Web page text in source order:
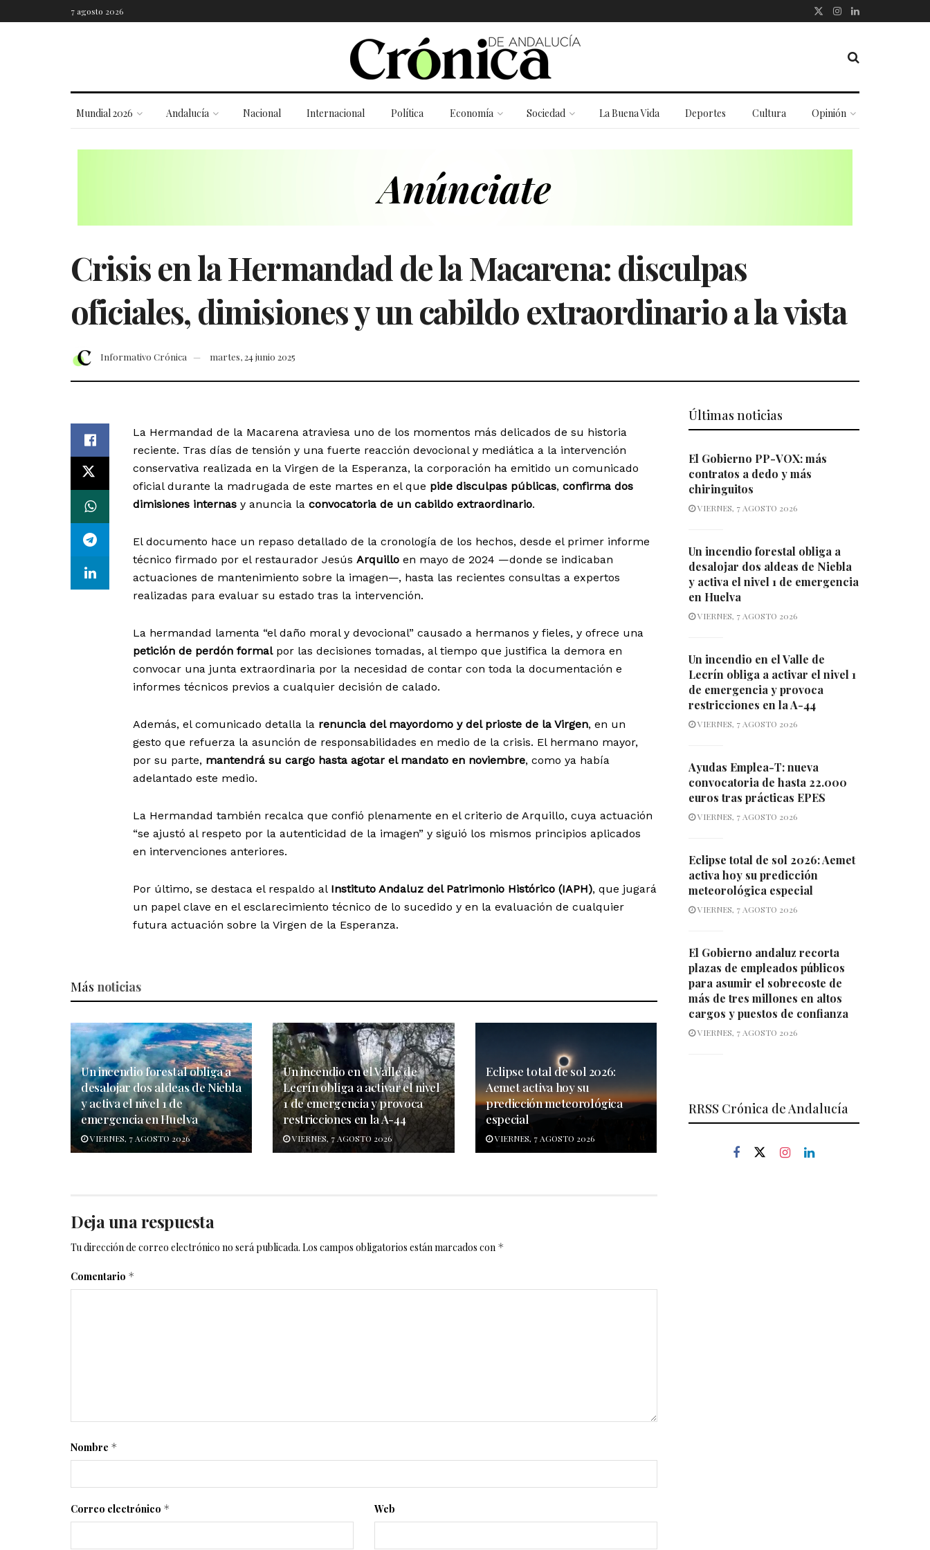
7 agosto 2026
Mundial 2026 Andalucía Nacional Internacional Política Economía Sociedad La Buena Vida Deportes Cultura Opinión
Crisis en la Hermandad de la Macarena: disculpas
oficiales, dimisiones y un cabildo extraordinario a la vista
Informativo Crónica martes, 24 junio 2025
La Hermandad de la Macarena atraviesa uno de los momentos más delicados de su historia
reciente. Tras días de tensión y una fuerte reacción devocional y mediática a la intervención
conservativa realizada en la Virgen de la Esperanza, la corporación ha emitido un comunicado
oficial durante la madrugada de este martes en el que pide disculpas públicas, confirma dos
dimisiones internas y anuncia la convocatoria de un cabildo extraordinario.
El documento hace un repaso detallado de la cronología de los hechos, desde el primer informe
técnico firmado por el restaurador Jesús Arquillo en mayo de 2024 —donde se indicaban
actuaciones de mantenimiento sobre la imagen—, hasta las recientes consultas a expertos
realizadas para evaluar su estado tras la intervención.
La hermandad lamenta “el daño moral y devocional” causado a hermanos y fieles, y ofrece una
petición de perdón formalpor las decisiones tomadas, al tiempo que justifica la demora en
convocar una junta extraordinaria por la necesidad de contar con toda la documentación e
informes técnicos previos a cualquier decisión de calado.
Además, el comunicado detalla la renuncia del mayordomo y del prioste de la Virgen, en un
gesto que refuerza la asunción de responsabilidades en medio de la crisis. El hermano mayor,
por su parte, mantendrá su cargo hasta agotar el mandato en noviembre, como ya había
adelantado este medio.
La Hermandad también recalca que confió plenamente en el criterio de Arquillo, cuya actuación
“se ajustó al respeto por la autenticidad de la imagen” y siguió los mismos principios aplicados
en intervenciones anteriores.
Por último, se destaca el respaldo al Instituto Andaluz del Patrimonio Histórico (IAPH), que jugará
un papel clave en el esclarecimiento técnico de lo sucedido y en la evaluación de cualquier
futura actuación sobre la Virgen de la Esperanza.
Más noticias
Un incendio forestal obliga a
desalojar dos aldeas de Niebla
y activa el nivel 1 de
emergencia en Huelva
VIERNES, 7 AGOSTO 2026
Un incendio en el Valle de
Lecrín obliga a activar el nivel
1 de emergencia y provoca
restricciones en la A-44
VIERNES, 7 AGOSTO 2026
Eclipse total de sol 2026:
Aemet activa hoy su
predicción meteorológica
especial
VIERNES, 7 AGOSTO 2026
Deja una respuesta
Tu dirección de correo electrónico no será publicada. Los campos obligatorios están marcados con *
Comentario *
Nombre *
Correo electrónico * Web
Últimas noticias
El Gobierno PP-VOX: más
contratos a dedo y más
chiringuitos
VIERNES, 7 AGOSTO 2026
Un incendio forestal obliga a
desalojar dos aldeas de Niebla
y activa el nivel 1 de emergencia
en Huelva
VIERNES, 7 AGOSTO 2026
Un incendio en el Valle de
Lecrín obliga a activar el nivel 1
de emergencia y provoca
restricciones en la A-44
VIERNES, 7 AGOSTO 2026
Ayudas Emplea-T: nueva
convocatoria de hasta 22.000
euros tras prácticas EPES
VIERNES, 7 AGOSTO 2026
Eclipse total de sol 2026: Aemet
activa hoy su predicción
meteorológica especial
VIERNES, 7 AGOSTO 2026
El Gobierno andaluz recorta
plazas de empleados públicos
para asumir el sobrecoste de
más de tres millones en altos
cargos y puestos de confianza
VIERNES, 7 AGOSTO 2026
RRSS Crónica de Andalucía